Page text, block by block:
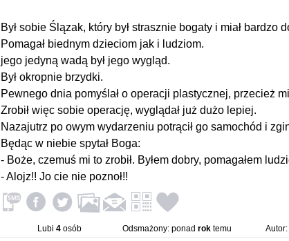
Był sobie Ślązak, który był strasznie bogaty i miał bardzo
Pomagał biednym dzieciom jak i ludziom.
jego jedyną wadą był jego wygląd.
Był okropnie brzydki.
Pewnego dnia pomyślał o operacji plastycznej, przecież
Zrobił więc sobie operację, wyglądał już dużo lepiej.
Nazajutrz po owym wydarzeniu potrącił go samochód i
Będąc w niebie spytał Boga:
- Boże, czemuś mi to zrobił. Byłem dobry, pomagałem
- Alojz!! Jo cie nie poznoł!!
Lubi 4 osób Odsmażony: ponad rok temu Autor: